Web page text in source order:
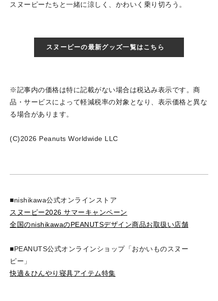
スヌーピーたちと一緒に涼しく、かわいく乗り切ろう。
スヌーピーの最新グッズ一覧はこちら
※記事内の価格は特に記載がない場合は税込み表示です。商
品・サービスによって軽減税率の対象となり、表示価格と異な
る場合があります。
(C)2026 Peanuts Worldwide LLC
■nishikawa公式オンラインストア
スヌーピー2026 サマーキャンペーン
全国のnishikawaのPEANUTSデザイン商品お取扱い店舗
■PEANUTS公式オンラインショップ「おかいものスヌー
ピー」
快適＆ひんやり寝具アイテム特集